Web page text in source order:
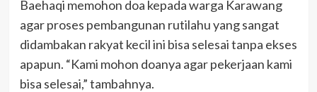
Baehaqi memohon doa kepada warga Karawang
agar proses pembangunan rutilahu yang sangat
didambakan rakyat kecil ini bisa selesai tanpa ekses
apapun. “Kami mohon doanya agar pekerjaan kami
bisa selesai,” tambahnya.